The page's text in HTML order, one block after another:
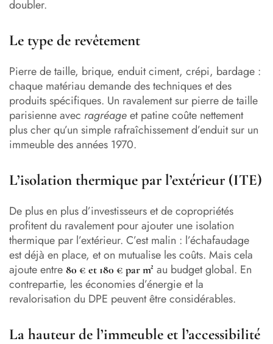
doubler.
Le type de revêtement
Pierre de taille, brique, enduit ciment, crépi, bardage :
chaque matériau demande des techniques et des
produits spécifiques. Un ravalement sur pierre de taille
parisienne avec ragréageet patine coûte nettement
plus cher qu’un simple rafraîchissement d’enduit sur un
immeuble des années 1970.
L’isolation thermique par l’extérieur (ITE)
De plus en plus d’investisseurs et de copropriétés
profitent du ravalement pour ajouter une isolation
thermique par l’extérieur. C’est malin : l’échafaudage
est déjà en place, et on mutualise les coûts. Mais cela
ajoute entre 80 € et 180 € par m² au budget global. En
contrepartie, les économies d’énergie et la
revalorisation du DPE peuvent être considérables.
La hauteur de l’immeuble et l’accessibilité